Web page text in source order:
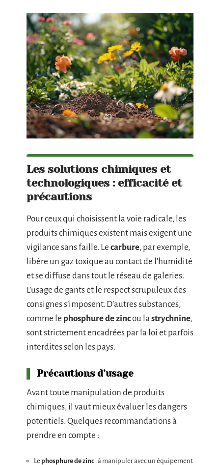
Les solutions chimiques et
technologiques : efficacité et
précautions
Pour ceux qui choisissent la voie radicale, les
produits chimiques existent mais exigent une
vigilance sans faille. Le carbure, par exemple,
libère un gaz toxique au contact de l’humidité
et se diffuse dans tout le réseau de galeries.
L’usage de gants et le respect scrupuleux des
consignes s’imposent. D’autres substances,
comme le phosphure de zincou la strychnine,
sont strictement encadrées par la loi et parfois
interdites selon les pays.
Précautions d’usage
Avant toute manipulation de produits
chimiques, il vaut mieux évaluer les dangers
potentiels. Quelques recommandations à
prendre en compte :
Le phosphure de zinc : à manipuler avec un équipement